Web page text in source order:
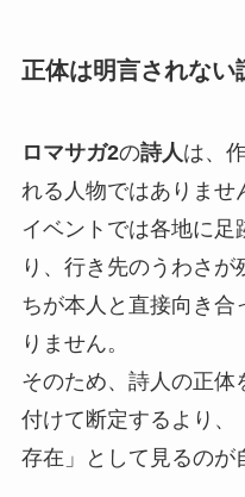
正体は明言されない
ロマサガ2の詩人は、
れる人物ではありませ
イベントでは各地に足
り、行き先のうわさ
ちが本人と直接向き合
りません。
そのため、詩人の正体
付けて断定するより、
存在」として見るのが